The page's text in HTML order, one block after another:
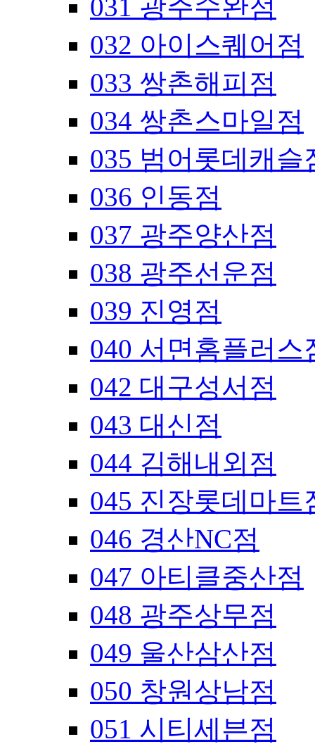
031 광주수완점
032 아이스퀘어점
033 쌍촌해피점
034 쌍촌스마일점
035 범어롯데캐슬
036 인동점
037 광주양산점
038 광주선운점
039 진영점
040 서면홈플러스
042 대구성서점
043 대신점
044 김해내외점
045 진장롯데마트
046 경산NC점
047 아티클중산점
048 광주상무점
049 울산삼산점
050 창원상남점
051 시티세븐점